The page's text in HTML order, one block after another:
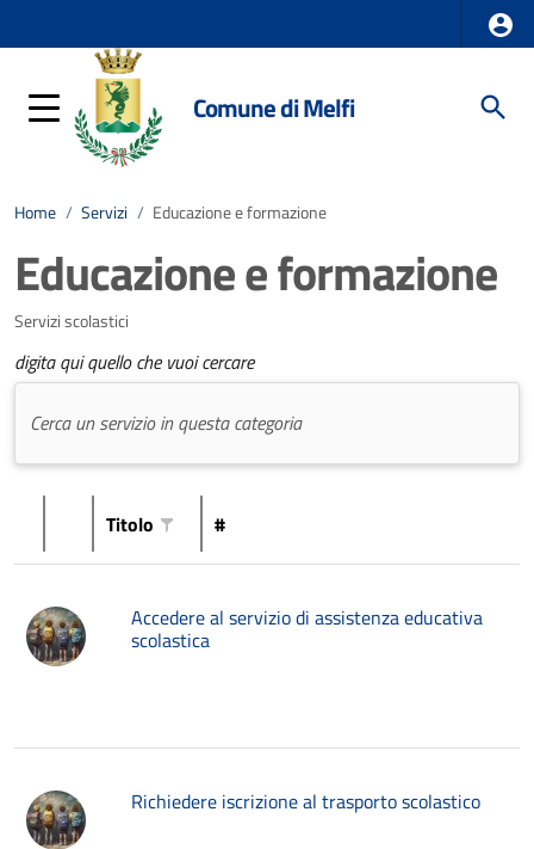
Comune di Melfi
Home / Servizi / Educazione e formazione
Educazione e formazione
Servizi scolastici
digita qui quello che vuoi cercare
Titolo #
Accedere al servizio di assistenza educativa
scolastica
Richiedere iscrizione al trasporto scolastico